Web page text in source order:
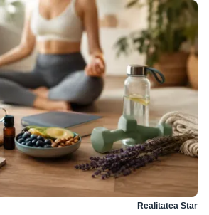
Realitatea Star